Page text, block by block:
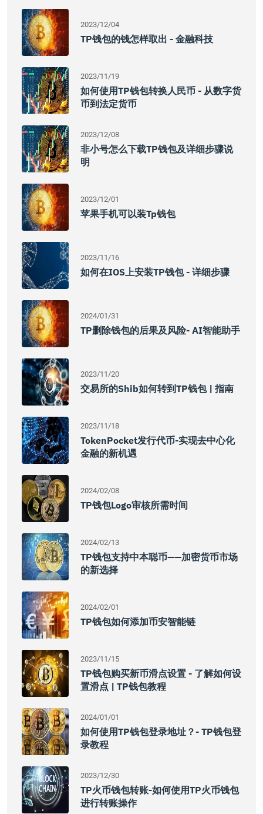
2023/12/04
TP钱包的钱怎样取出 - 金融科技
2023/11/19
如何使用TP钱包转换人民币 - 从数字货
币到法定货币
2023/12/08
非小号怎么下载TP钱包及详细步骤说
明
2023/12/01
苹果手机可以装tp钱包
2023/11/16
如何在iOS上安装TP钱包 - 详细步骤
2024/01/31
TP删除钱包的后果及风险- AI智能助手
2023/11/20
交易所的Shib如何转到TP钱包 | 指南
2023/11/18
TokenPocket发行代币-实现去中心化
金融的新机遇
2024/02/08
TP钱包Logo审核所需时间
2024/02/13
TP钱包支持中本聪币——加密货币市场
的新选择
2024/02/01
TP钱包如何添加币安智能链
2023/11/15
TP钱包购买新币滑点设置 - 了解如何设
置滑点 | TP钱包教程
2024/01/01
如何使用TP钱包登录地址？- TP钱包登
录教程
2023/12/30
TP火币钱包转账-如何使用TP火币钱包
进行转账操作